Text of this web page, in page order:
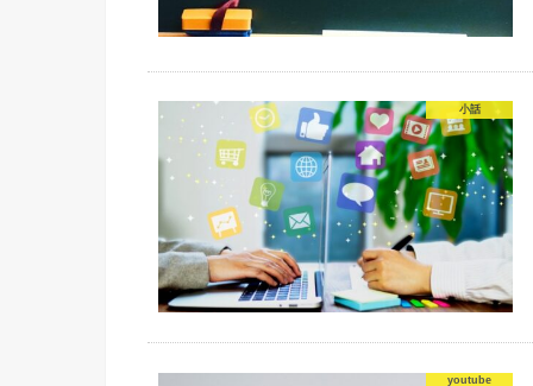
小話
youtube